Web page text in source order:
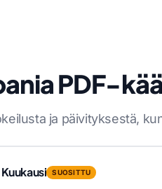
PDF-
ja päivityksestä,
Kuukausi SUOSITTU